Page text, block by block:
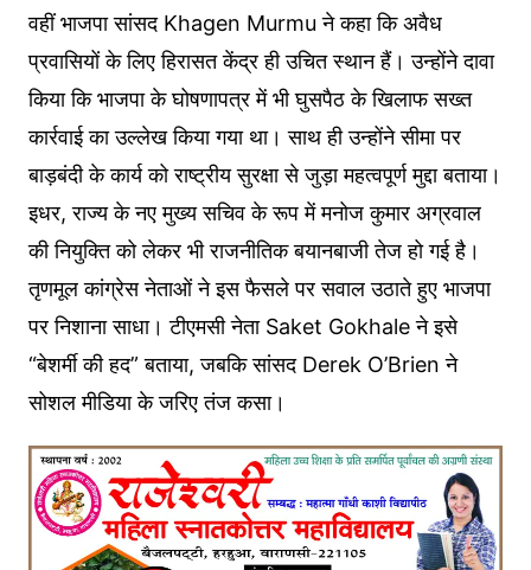
वहीं भाजपा सांसद Khagen Murmu ने कहा कि अवैध
प्रवासियों के लिए हिरासत केंद्र ही उचित स्थान हैं। उन्होंने दावा
किया कि भाजपा के घोषणापत्र में भी घुसपैठ के खिलाफ सख्त
कार्रवाई का उल्लेख किया गया था। साथ ही उन्होंने सीमा पर
बाड़बंदी के कार्य को राष्ट्रीय सुरक्षा से जुड़ा महत्वपूर्ण मुद्दा बताया।
इधर, राज्य के नए मुख्य सचिव के रूप में मनोज कुमार अग्रवाल
की नियुक्ति को लेकर भी राजनीतिक बयानबाजी तेज हो गई है।
तृणमूल कांग्रेस नेताओं ने इस फैसले पर सवाल उठाते हुए भाजपा
पर निशाना साधा। टीएमसी नेता Saket Gokhale ने इसे
“बेशर्मी की हद” बताया, जबकि सांसद Derek O’Brien ने
सोशल मीडिया के जरिए तंज कसा।